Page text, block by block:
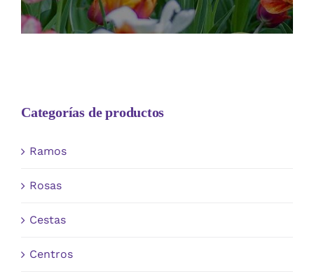
Categorías de productos
Ramos
Rosas
Cestas
Centros